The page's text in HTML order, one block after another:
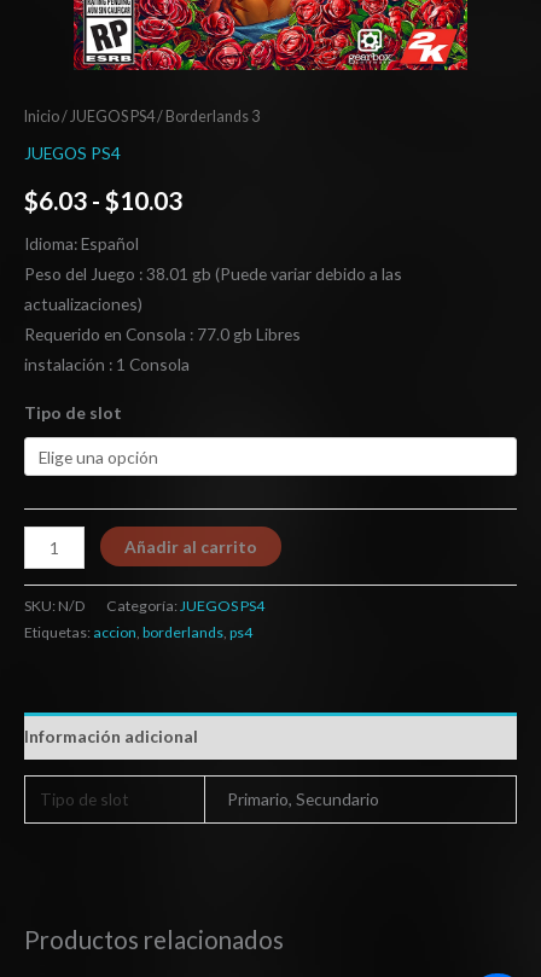
Inicio/ JUEGOS PS4/ Borderlands 3
JUEGOS PS4
$6.03 - $10.03
Idioma: Español
Peso del Juego : 38.01 gb (Puede variar debido a las
actualizaciones)
Requerido en Consola : 77.0 gb Libres
instalación : 1 Consola
Tipo de slot
Añadir al carrito
SKU: N/D Categoría: JUEGOS PS4
Etiquetas: accion, borderlands, ps4
Información adicional
Tipo de slot Primario, Secundario
Productos relacionados